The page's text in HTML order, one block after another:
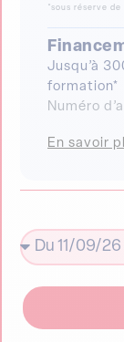
*sous réserve de
Jusqu’à
formation*
Numéro
En savoir